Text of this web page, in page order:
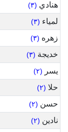
هنادي (٣)
لمياء (٣)
زهره (٣)
خديجة (٣)
يسر (٢)
حلا (٢)
حسن (٢)
نادين (٢)